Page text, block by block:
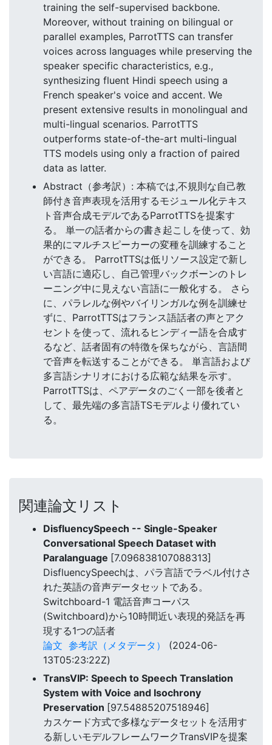
training the self-supervised backbone.
Moreover, without training on bilingual or
parallel examples, ParrotTTS can transfer
voices across languages while preserving the
speaker specific characteristics, e.g.,
synthesizing fluent Hindi speech using a
French speaker's voice and accent. We
present extensive results in monolingual and
multi-lingual scenarios. ParrotTTS
outperforms state-of-the-art multi-lingual
TTS models using only a fraction of paired
data as latter.
Abstract（参考訳）: 本稿では,不規則な自己教
師付き音声表現を活用するモジュール化テキス
ト音声合成モデルであるParrotTTSを提案す
る。 単一の話者からの書き起こしを使って、効
果的にマルチスピーカーの変種を訓練すること
ができる。 ParrotTTSは低リソース設定で新し
い言語に適応し、自己管理バックボーンのトレ
ーニング中に見えない言語に一般化する。 さら
に、パラレルな例やバイリンガルな例を訓練せ
ずに、ParrotTTSはフランス語話者の声とアク
セントを使って、流れるヒンディー語を合成す
るなど、話者固有の特徴を保ちながら、言語間
で音声を転送することができる。 単言語および
多言語シナリオにおける広範な結果を示す。
ParrotTTSは、ペアデータのごく一部を後者と
して、最先端の多言語TSモデルより優れてい
る。
関連論文リスト
DisfluencySpeech -- Single-Speaker
Conversational Speech Dataset with
Paralanguage [7.096838107088313]
DisfluencySpeechは、パラ言語でラベル付けさ
れた英語の音声データセットである。
Switchboard-1 電話音声コーパス
(Switchboard)から10時間近い表現的発話を再
現する1つの話者
論文 参考訳（メタデータ）
(2024-06-
13T05:23:22Z)
TransVIP: Speech to Speech Translation
System with Voice and Isochrony
Preservation [97.54885207518946]
カスケード方式で多様なデータセットを活用す
る新しいモデルフレームワークTransVIPを提案